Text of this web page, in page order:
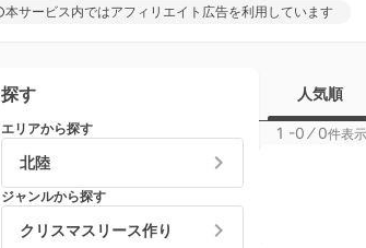
本サービス内ではアフィリエイト広告を利用しています
探す
エリアから探す
北陸
ジャンルから探す
クリスマスリース作り
人気順
1 -0 ⁄0件表示